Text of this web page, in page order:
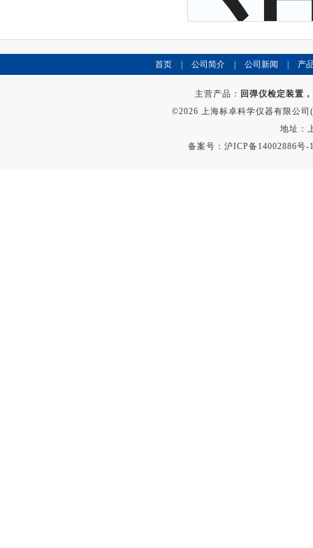
首页 公司简介 公司新闻 产
主营产品： 回弹仪检定装置
©2026 上海标卓科学仪器有限公
地址：
备案号：沪ICP备14002886号-